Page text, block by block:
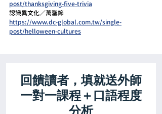
post/thanksgiving-five-trivia
認識異文化／萬聖節
https://www.dc-global.com.tw/single-
post/helloween-cultures